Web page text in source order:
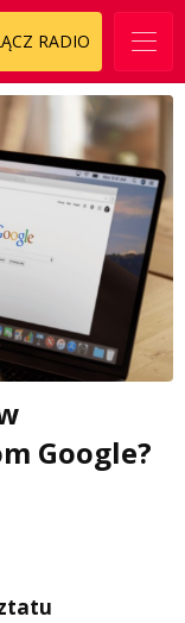
RADIO
Google?